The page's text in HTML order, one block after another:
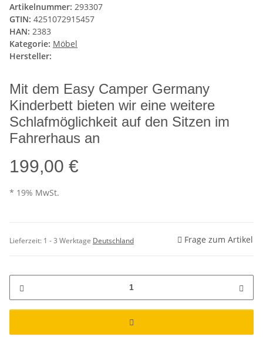
Artikelnummer: 293307
GTIN: 4251072915457
HAN: 2383
Kategorie: Möbel
Hersteller:
Mit dem Easy Camper Germany
Kinderbett bieten wir eine weitere
Schlafmöglichkeit auf den Sitzen im
Fahrerhaus an
199,00 €
* 19% MwSt.
Lieferzeit: 1 - 3 Werktage Deutschland Frage zum Artikel